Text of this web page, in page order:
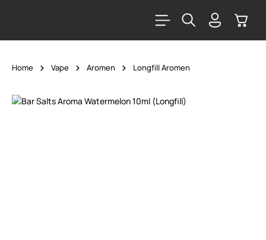
Home Vape Aromen Longfill Aromen
Bildergalerie überspringen